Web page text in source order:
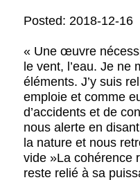
Posted: 2018-12-16
« Une œuvre
le vent, l’eau. Je ne
éléments. J’y suis
emploie et comme
d’accidents et de
nous alerte en
la nature et nous
vide »La cohérence
reste relié à sa